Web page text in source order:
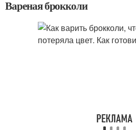
Вареная брокколи